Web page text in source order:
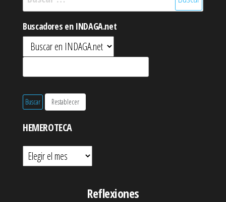
Buscadores en INDAGA.net
HEMEROTECA
Hemeroteca
Reflexiones